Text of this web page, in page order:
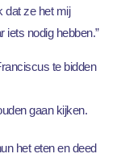
dat ze het mij
iets nodig hebben.”
te bidden
gaan kijken.
het eten en deed